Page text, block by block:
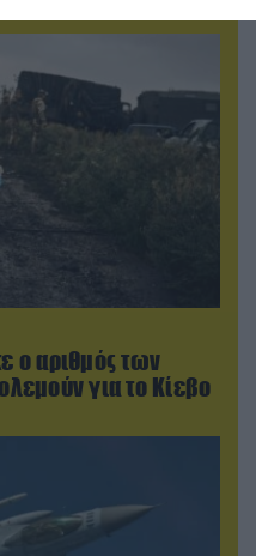
ο αριθμός των
για το Κίεβο